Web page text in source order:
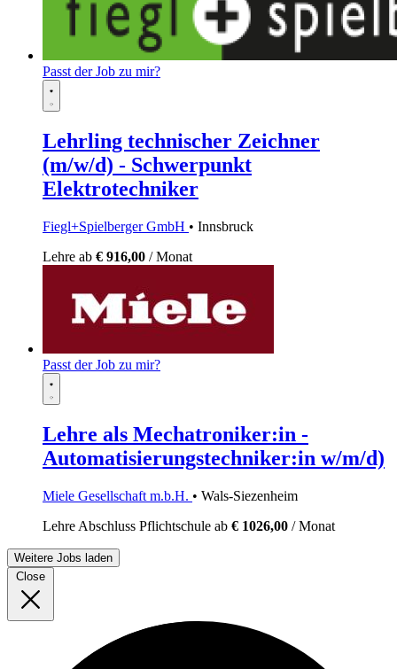
Passt der Job zu mir?
Lehrling technischer Zeichner
(m/w/d) - Schwerpunkt
Elektrotechniker
Fiegl+Spielberger GmbH • Innsbruck
Lehre ab € 916,00 / Monat
Passt der Job zu mir?
Lehre als Mechatroniker:in -
Automatisierungstechniker:in w/m/d)
Miele Gesellschaft m.b.H. • Wals-Siezenheim
Lehre Abschluss Pflichtschule ab € 1026,00 / Monat
Weitere Jobs laden
Close